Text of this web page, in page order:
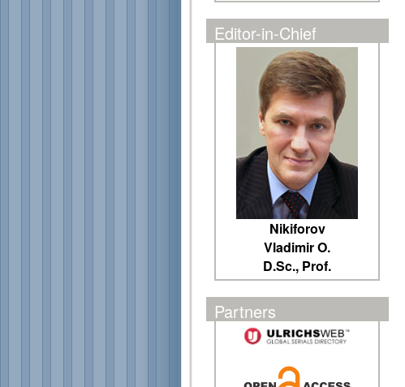
Editor-in-Chief
Nikiforov
Vladimir O.
D.Sc., Prof.
Partners